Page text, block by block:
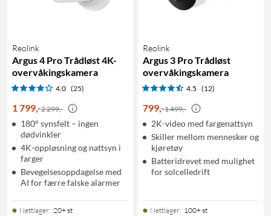
Reolink
Argus 4 Pro Trådløst 4K-
overvåkingskamera
4.0 (25)
1 799,-2 299,-
180° synsfelt – ingen
dødvinkler
4K-oppløsning og nattsyn i
farger
Bevegelsesoppdagelse med
AI for færre falske alarmer
Nettlager: 20+ st
Reolink
Argus 3 Pro Trådløst
overvåkingskamera
4.5 (12)
799,-1 499,-
2K-video med fargenattsyn
Skiller mellom mennesker og
kjøretøy
Batteridrevet med mulighet
for solcelledrift
Nettlager: 100+ st